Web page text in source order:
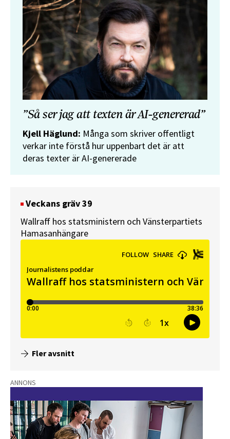
”Så ser jag att texten är AI-genererad”
Kjell Häglund: Många som skriver offentligt
verkar inte förstå hur uppenbart det är att
deras texter är AI-genererade
Veckans gräv 39
Wallraff hos statsministern och Vänsterpartiets
Hamasanhängare
Fler avsnitt
ANNONS